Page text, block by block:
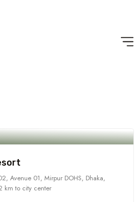
Avenue 01, Mirpur DOHS, Dhaka,
km to city center